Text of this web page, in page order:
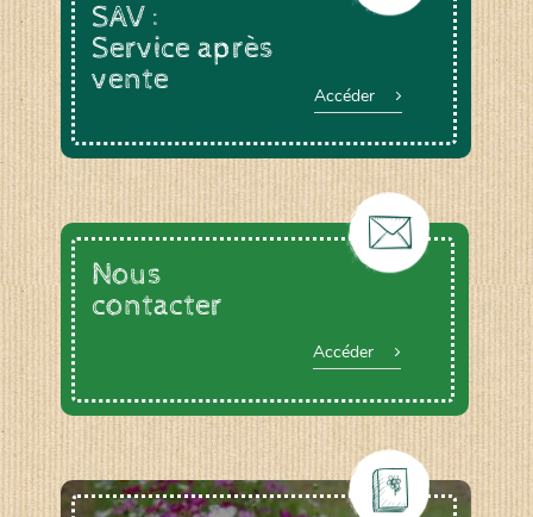
SAV :
Service après
vente
Accéder
Nous
contacter
Accéder